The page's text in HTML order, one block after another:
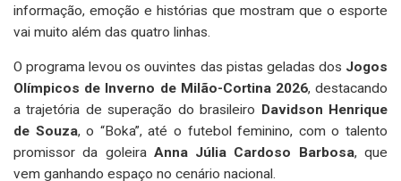
informação, emoção e histórias que mostram que o esporte
vai muito além das quatro linhas.
O programa levou os ouvintes das pistas geladas dos Jogos
Olímpicos de Inverno de Milão-Cortina 2026, destacando
a trajetória de superação do brasileiro Davidson Henrique
de Souza, o “Boka”, até o futebol feminino, com o talento
promissor da goleira Anna Júlia Cardoso Barbosa, que
vem ganhando espaço no cenário nacional.